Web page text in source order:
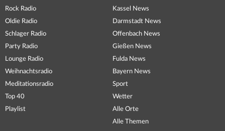
Rock Radio
Oldie Radio
Schlager Radio
Party Radio
Lounge Radio
Weihnachtsradio
Meditationsradio
Top 40
Playlist
Kassel News
Darmstadt News
Offenbach News
Gießen News
Fulda News
Bayern News
Sport
Wetter
Alle Orte
Alle Themen